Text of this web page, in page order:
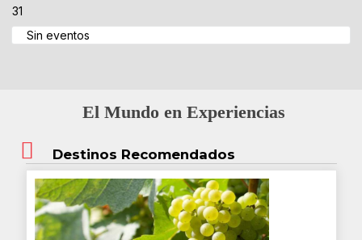
31
Sin eventos
El Mundo en Experiencias
Destinos Recomendados